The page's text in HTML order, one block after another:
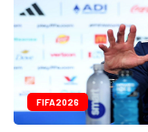
FIFA2026